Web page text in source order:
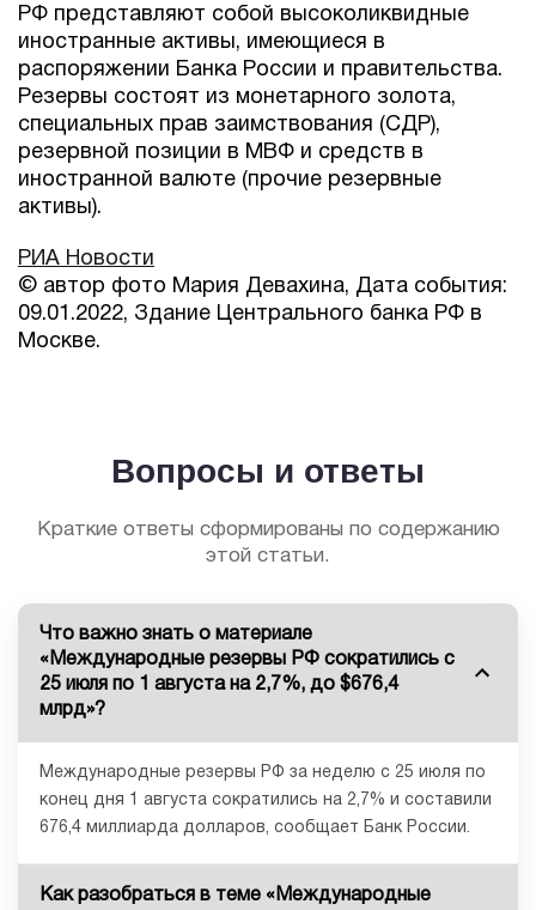
РФ представляют собой высоколиквидные
иностранные активы, имеющиеся в
распоряжении Банка России и правительства.
Резервы состоят из монетарного золота,
специальных прав заимствования (СДР),
резервной позиции в МВФ и средств в
иностранной валюте (прочие резервные
активы).
РИА Новости
© автор фото Мария Девахина, Дата события:
09.01.2022, Здание Центрального банка РФ в
Москве.
Вопросы и ответы
Краткие ответы сформированы по содержанию
этой статьи.
Что важно знать о материале
«Международные резервы РФ сократились с
25 июля по 1 августа на 2,7%, до $676,4
млрд»?
Международные резервы РФ за неделю с 25 июля по
конец дня 1 августа сократились на 2,7% и составили
676,4 миллиарда долларов, сообщает Банк России.
Как разобраться в теме «Международные